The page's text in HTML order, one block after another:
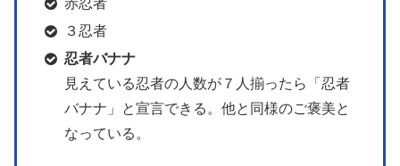
３忍者
忍者バナナ
見えている忍者の人数が７人揃ったら「忍者
バナナ」と宣言できる。他と同様のご褒美と
なっている。